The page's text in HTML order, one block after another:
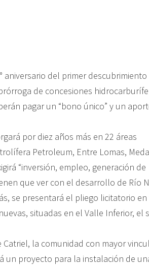
aniversario del primer descubrimiento
de concesiones
pagar un “bono único” y un
por diez años más en 22 áreas
Petroleum, Entre Lomas,
“inversión, empleo, generación de
que ver con el desarrollo de Río
se presentará el pliego licitatorio en
situadas en el Valle Inferior, el
la comunidad con mayor
un proyecto para la instalación de